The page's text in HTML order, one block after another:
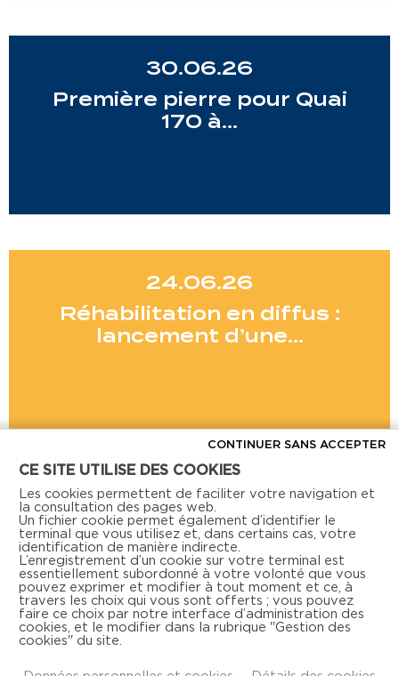
30.06.26
Première pierre pour Quai
170 à…
24.06.26
Réhabilitation en diffus :
lancement d’une…
Voir toutes les actus
Retrouvez-nous aussi sur les réseaux sociaux
CE SITE UTILISE DES COOKIES
Les cookies permettent de faciliter votre navigation et
la consultation des pages web.
Un fichier cookie permet également d’identifier le
terminal que vous utilisez et, dans certains cas, votre
identification de manière indirecte.
L’enregistrement d’un cookie sur votre terminal est
essentiellement subordonné à votre volonté que vous
pouvez exprimer et modifier à tout moment et ce, à
travers les choix qui vous sont offerts ; vous pouvez
faire ce choix par notre interface d’administration des
cookies, et le modifier dans la rubrique "Gestion des
cookies" du site.
CONTINUER SANS ACCEPTER